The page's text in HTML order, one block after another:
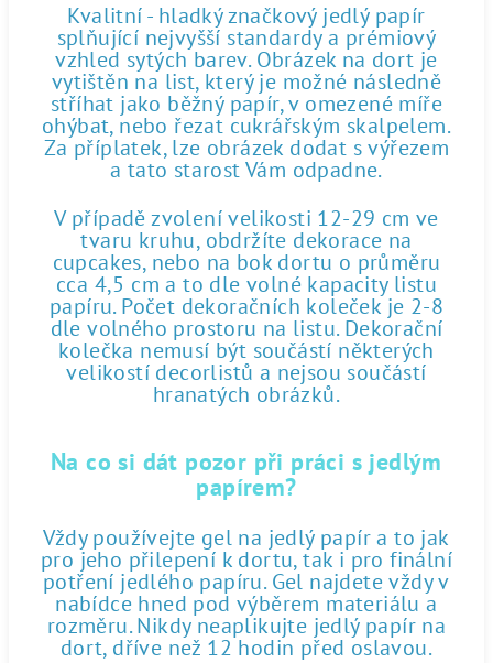
Kvalitní - hladký značkový jedlý papír
splňující nejvyšší standardy a prémiový
vzhled sytých barev. Obrázek na dort je
vytištěn na list, který je možné následně
stříhat jako běžný papír, v omezené míře
ohýbat, nebo řezat cukrářským skalpelem.
Za příplatek, lze obrázek dodat s výřezem
a tato starost Vám odpadne.
V případě zvolení velikosti 12-29 cm ve
tvaru kruhu, obdržíte dekorace na
cupcakes, nebo na bok dortu o průměru
cca 4,5 cm a to dle volné kapacity listu
papíru. Počet dekoračních koleček je 2-8
dle volného prostoru na listu. Dekorační
kolečka nemusí být součástí některých
velikostí decorlistů a nejsou součástí
hranatých obrázků.
Na co si dát pozor při práci s jedlým
papírem?
Vždy používejte gel na jedlý papír a to jak
pro jeho přilepení k dortu, tak i pro finální
potření jedlého papíru. Gel najdete vždy v
nabídce hned pod výběrem materiálu a
rozměru. Nikdy neaplikujte jedlý papír na
dort, dříve než 12 hodin před oslavou.